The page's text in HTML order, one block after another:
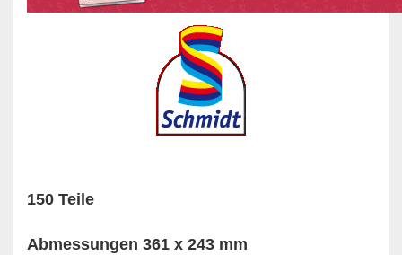
150 Teile
Abmessungen 361 x 243 mm